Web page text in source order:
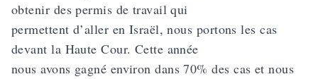
obtenir des permis de travail qui
permettent d’aller en Israël, nous portons les cas
devant la Haute Cour. Cette année
nous avons gagné environ dans 70% des cas et nous